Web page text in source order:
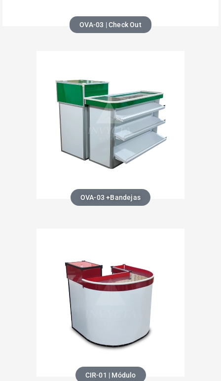
OVA-03 | Check Out
OVA-03 +Bandejas
CIR-01 | Módulo